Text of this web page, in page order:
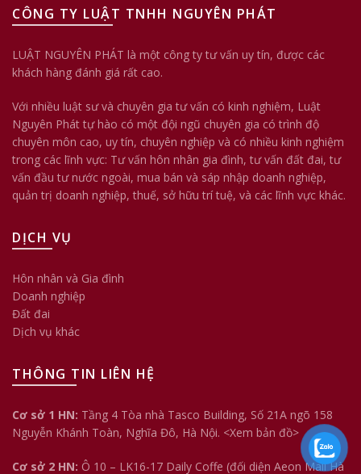
CÔNG TY LUẬT TNHH NGUYÊN PHÁT
LUẬT NGUYÊN PHÁT là một công ty tư vấn uy tín, được các
khách hàng đánh giá rất cao.
Với nhiều luật sư và chuyên gia tư vấn có kinh nghiệm, Luật
Nguyên Phát tự hào có một đội ngũ chuyên gia có trình độ
chuyên môn cao, uy tín, chuyên nghiệp và có nhiều kinh nghiệm
trong các lĩnh vực: Tư vấn hôn nhân gia đình, tư vấn đất đai, tư
vấn đầu tư nước ngoài, mua bán và sáp nhập doanh nghiệp,
quản trị doanh nghiệp, thuế, sở hữu trí tuệ, và các lĩnh vực khác.
DỊCH VỤ
Hôn nhân và Gia đình
Doanh nghiệp
Đất đai
Dịch vụ khác
THÔNG TIN LIÊN HỆ
Cơ sở 1 HN: Tầng 4 Tòa nhà Tasco Building, Số 21A ngõ 158
Nguyễn Khánh Toàn, Nghĩa Đô, Hà Nội. <Xem bản đồ>
Cơ sở 2 HN: Ô 10 – LK16-17 Daily Coffe (đối diện Aeon Mall Hà